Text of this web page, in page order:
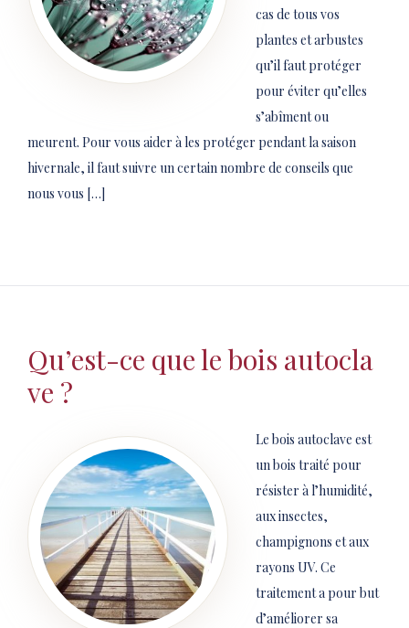
cas de tous vos
plantes et arbustes
qu’il faut protéger
pour éviter qu’elles
s’abîment ou
meurent. Pour vous aider à les protéger pendant la saison
hivernale, il faut suivre un certain nombre de conseils que
nous vous […]
Qu’est-ce que le bois autocla
ve ?
Le bois autoclave est
un bois traité pour
résister à l’humidité,
aux insectes,
champignons et aux
rayons UV. Ce
traitement a pour but
d’améliorer sa